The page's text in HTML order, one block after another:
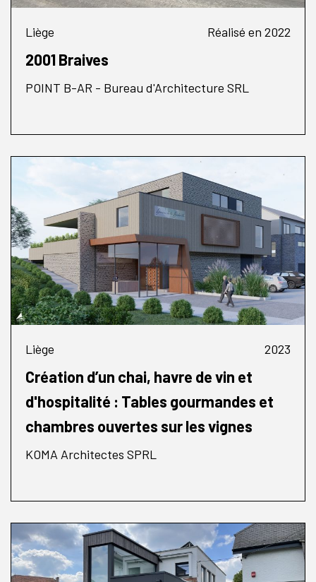
Liège Réalisé en 2022
2001 Braives
POINT B-AR - Bureau d'Architecture SRL
Liège 2023
Création d’un chai, havre de vin et
d'hospitalité : Tables gourmandes et
chambres ouvertes sur les vignes
KOMA Architectes SPRL